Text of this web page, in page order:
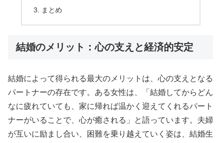
まとめ
結婚のメリット：心の支えと経済的安定
結婚によって得られる最大のメリットは、心の支えとなる
パートナーの存在です。ある女性は、「結婚してからどん
なに疲れていても、家に帰れば温かく迎えてくれるパート
ナーがいることで、心が癒される」と語っています。夫婦
が互いに励まし合い、困難を乗り越えていく姿は、結婚生